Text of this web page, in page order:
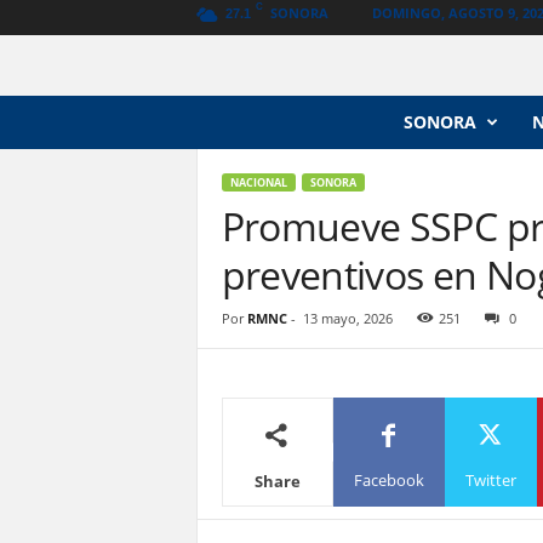
27.1 C SONORA DOMINGO, AGOSTO 9,
SONORA
NACIONAL SONORA
Promueve SSPC
preventivos en
Por RMNC- 13 mayo, 2026 251 0
Share Facebook Twitter